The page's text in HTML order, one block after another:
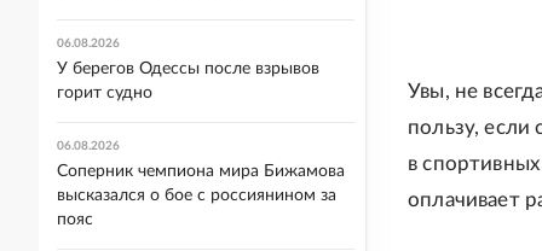
Увы, не
пользу, если
в
оплачивает
06.08.2026
У берегов Одессы после взрывов
горит судно
06.08.2026
Соперник чемпиона мира Бижамова
высказался о бое с россиянином за
пояс